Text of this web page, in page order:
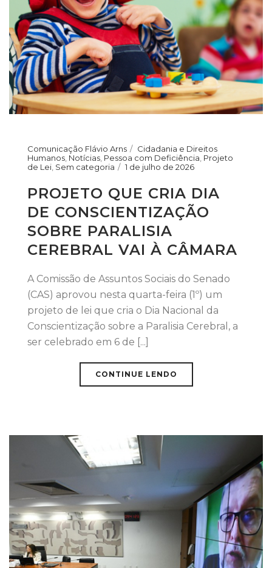
Comunicação Flávio Arns
Cidadania e Direitos
Humanos Notícias Pessoa com Deficiência Projeto
de Lei Sem categoria 1 de julho de 2026
PROJETO QUE CRIA DIA
DE CONSCIENTIZAÇÃO
SOBRE PARALISIA
CEREBRAL VAI À CÂMARA
A Comissão de Assuntos Sociais do Senado
(CAS) aprovou nesta quarta-feira (1º) um
projeto de lei que cria o Dia Nacional da
Conscientização sobre a Paralisia Cerebral, a
ser celebrado em 6 de [...]
CONTINUE LENDO